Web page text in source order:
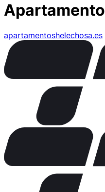
apartamentoshelechosa.es